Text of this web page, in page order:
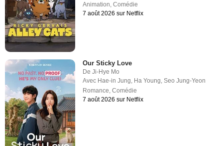
Animation,Comédie
7 août 2026 sur Netflix
Our Sticky Love
DeJi-Hye Mo
Avec Hae-in Jung, Ha Young,Seo Jung-Yeon
Romance,Comédie
7 août 2026 sur Netflix